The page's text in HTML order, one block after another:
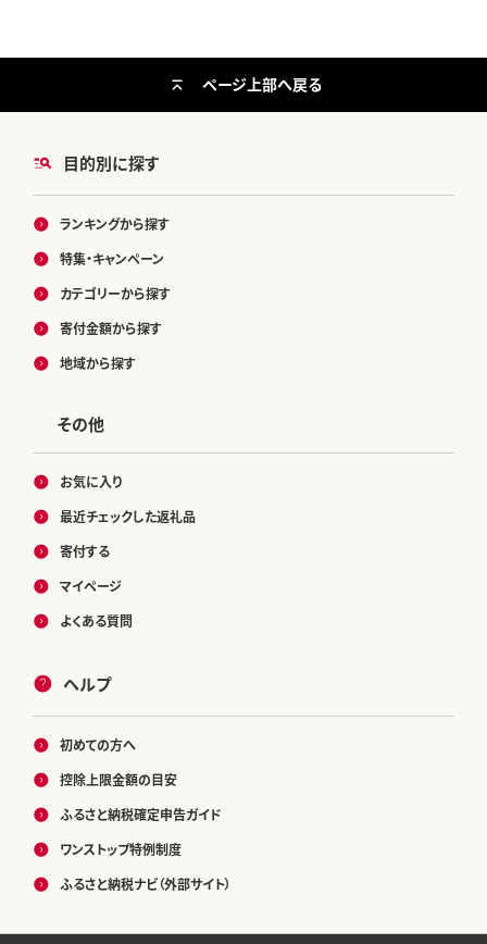
目的別に探す
ランキングから探す
特集・キャンペーン
カテゴリーから探す
寄付金額から探す
地域から探す
その他
お気に入り
最近チェックした返礼品
寄付する
マイページ
よくある質問
ヘルプ
初めての方へ
控除上限金額の目安
ふるさと納税確定申告ガイド
ワンストップ特例制度
ふるさと納税ナビ（外部サイト）
ページ上部へ戻る